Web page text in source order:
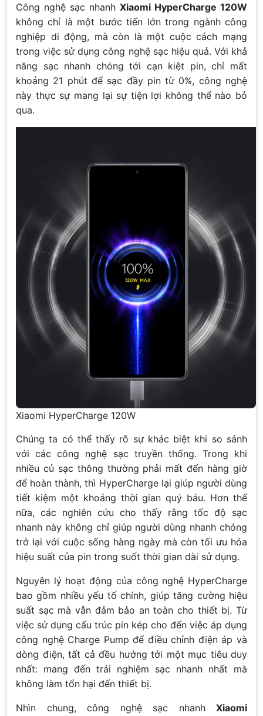
Công nghệ sạc nhanh Xiaomi HyperCharge 120W
không chỉ là một bước tiến lớn trong ngành công
nghiệp di động, mà còn là một cuộc cách mạng
trong việc sử dụng công nghệ sạc hiệu quả. Với khả
năng sạc nhanh chóng tới cạn kiệt pin, chỉ mất
khoảng 21 phút để sạc đầy pin từ 0%, công nghệ
này thực sự mang lại sự tiện lợi không thể nào bỏ
qua.
Xiaomi HyperCharge 120W
Chúng ta có thể thấy rõ sự khác biệt khi so sánh
với các công nghệ sạc truyền thống. Trong khi
nhiều củ sạc thông thường phải mất đến hàng giờ
để hoàn thành, thì HyperCharge lại giúp người dùng
tiết kiệm một khoảng thời gian quý báu. Hơn thế
nữa, các nghiên cứu cho thấy rằng tốc độ sạc
nhanh này không chỉ giúp người dùng nhanh chóng
trở lại với cuộc sống hàng ngày mà còn tối ưu hóa
hiệu suất của pin trong suốt thời gian dài sử dụng.
Nguyên lý hoạt động của công nghệ HyperCharge
bao gồm nhiều yếu tố chính, giúp tăng cường hiệu
suất sạc mà vẫn đảm bảo an toàn cho thiết bị. Từ
việc sử dụng cấu trúc pin kép cho đến việc áp dụng
công nghệ Charge Pump để điều chỉnh điện áp và
dòng điện, tất cả đều hướng tới một mục tiêu duy
nhất: mang đến trải nghiệm sạc nhanh nhất mà
không làm tổn hại đến thiết bị.
Nhìn chung, công nghệ sạc nhanh Xiaomi